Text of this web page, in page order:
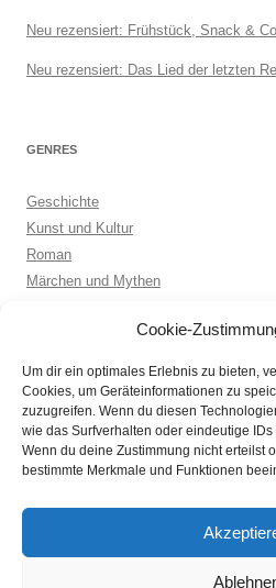
Cookie-
Um dir ein optimales Erlebnis zu bieten,
Cookies, um Geräteinformationen zu
zuzugreifen. Wenn du diesen
wie das Surfverhalten oder eindeutige
Wenn du deine Zustimmung nicht erteilst
bestimmte Merkmale und Funktionen
Neu rezensiert: Frühstück, Snack &
Neu rezensiert: Das Lied der letzten
GENRES
Geschichte
Kunst und Kultur
Roman
Märchen und Mythen
Sachbuch allgemein
ARCHIVE
Archive